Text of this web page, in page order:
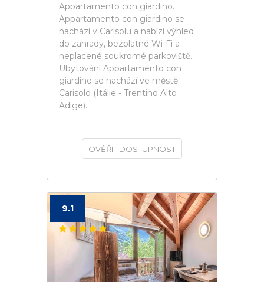
Appartamento con giardino.
Appartamento con giardino se
nachází v Carisolu a nabízí výhled
do zahrady, bezplatné Wi-Fi a
neplacené soukromé parkoviště.
Ubytování Appartamento con
giardino se nachází ve městě
Carisolo (Itálie - Trentino Alto
Adige).
OVĚŘIT DOSTUPNOST
9.1